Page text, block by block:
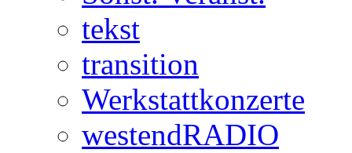
tekst
transition
Werkstattkonzerte
westendRADIO